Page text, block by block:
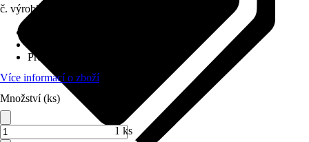
č. výrobku
Průměr
Více informací o zboží
Množství (ks)
1 ks